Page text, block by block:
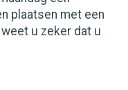
plaatsen met een
weet u zeker dat u